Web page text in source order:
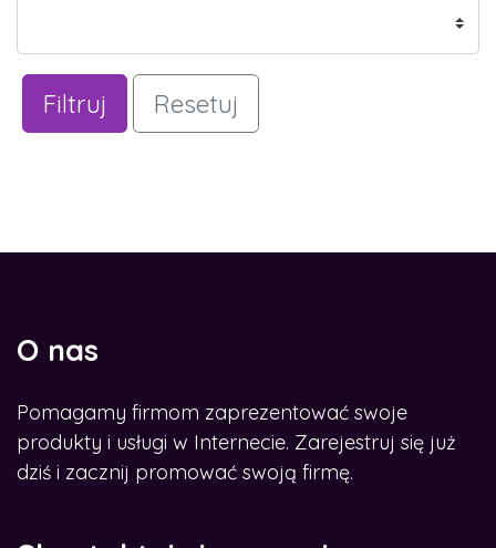
Filtruj Resetuj
O nas
Pomagamy firmom zaprezentować swoje
produkty i usługi w Internecie. Zarejestruj się już
dziś i zacznij promować swoją firmę.